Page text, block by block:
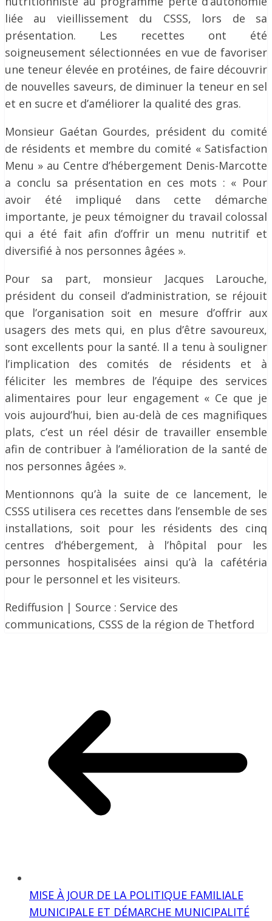
liée au vieillissement du CSSS, lors de sa
présentation. Les recettes ont été
soigneusement sélectionnées en vue de favoriser
une teneur élevée en protéines, de faire découvrir
de nouvelles saveurs, de diminuer la teneur en sel
et en sucre et d’améliorer la qualité des gras.
Monsieur Gaétan Gourdes, président du comité
de résidents et membre du comité « Satisfaction
Menu » au Centre d’hébergement Denis-Marcotte
a conclu sa présentation en ces mots : « Pour
avoir été impliqué dans cette démarche
importante, je peux témoigner du travail colossal
qui a été fait afin d’offrir un menu nutritif et
diversifié à nos personnes âgées ».
Pour sa part, monsieur Jacques Larouche,
président du conseil d’administration, se réjouit
que l’organisation soit en mesure d’offrir aux
usagers des mets qui, en plus d’être savoureux,
sont excellents pour la santé. Il a tenu à souligner
l’implication des comités de résidents et à
féliciter les membres de l’équipe des services
alimentaires pour leur engagement « Ce que je
vois aujourd’hui, bien au-delà de ces magnifiques
plats, c’est un réel désir de travailler ensemble
afin de contribuer à l’amélioration de la santé de
nos personnes âgées ».
Mentionnons qu’à la suite de ce lancement, le
CSSS utilisera ces recettes dans l’ensemble de ses
installations, soit pour les résidents des cinq
centres d’hébergement, à l’hôpital pour les
personnes hospitalisées ainsi qu’à la cafétéria
pour le personnel et les visiteurs.
Rediffusion | Source : Service des
communications, CSSS de la région de Thetford
MISE À JOUR DE LA POLITIQUE FAMILIALE
MUNICIPALE ET DÉMARCHE MUNICIPALITÉ